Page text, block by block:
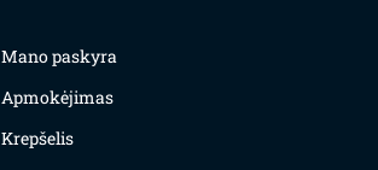
Mano paskyra
Apmokėjimas
Krepšelis